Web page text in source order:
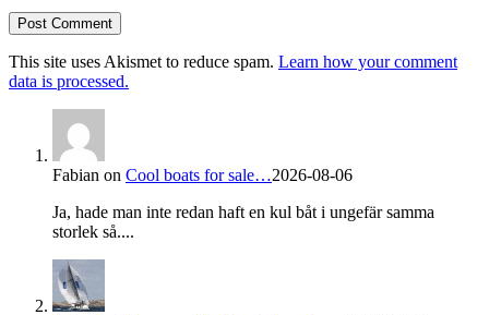
This site uses Akismet to reduce spam. Learn how your comment
data is processed.
Fabian on Cool boats for sale…2026-08-06
Ja, hade man inte redan haft en kul båt i ungefär samma
storlek så....